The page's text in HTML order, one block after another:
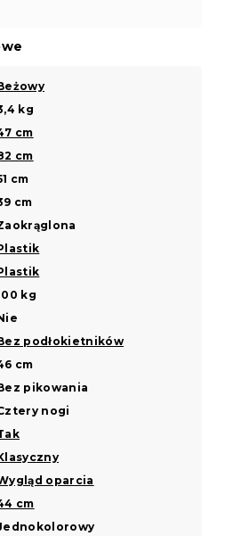
kg
cm
cm
cm
cm
kg
podłokietników
cm
pikowania
nogi
oparcia
cm